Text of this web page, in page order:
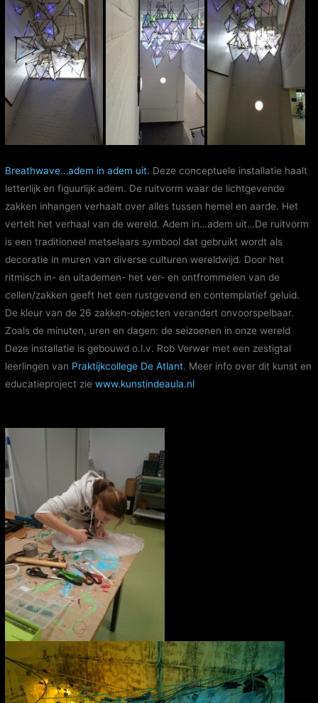
Breathwave…adem in adem uit. Deze conceptuele installatie haalt
letterlijk en figuurlijk adem. De ruitvorm waar de lichtgevende
zakken inhangen verhaalt over alles tussen hemel en aarde. Het
vertelt het verhaal van de wereld. Adem in…adem uit…De ruitvorm
is een traditioneel metselaars symbool dat gebruikt wordt als
decoratie in muren van diverse culturen wereldwijd. Door het
ritmisch in- en uitademen- het ver- en ontfrommelen van de
cellen/zakken geeft het een rustgevend en contemplatief geluid.
De kleur van de 26 zakken-objecten verandert onvoorspelbaar.
Zoals de minuten, uren en dagen: de seizoenen in onze wereld
Deze installatie is gebouwd o.l.v. Rob Verwer met een zestigtal
leerlingen van Praktijkcollege De Atlant. Meer info over dit kunst en
educatieproject ziewww.kunstindeaula.nl